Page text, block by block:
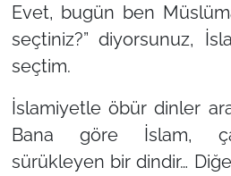
Evet, bugün ben
seçtiniz?” diyorsunuz,
seçtim.
İslamiyetle öbür dinler
Bana göre İslam,
sürükleyen bir dindir…